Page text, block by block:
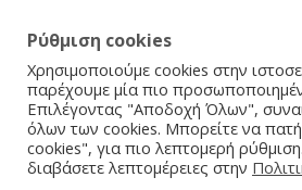
Ρύθμιση cookies
Χρησιμοποιούμε cookies στην
παρέχουμε μία πιο
Επιλέγοντας "Αποδοχή Όλων",
όλων των cookies. Μπορείτε να
cookies", για πιο λεπτομερή
διαβάσετε λεπτομέρειες στην